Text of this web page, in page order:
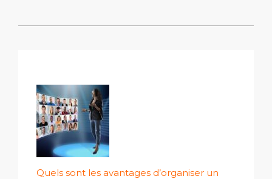
Quels sont les avantages d’organiser un